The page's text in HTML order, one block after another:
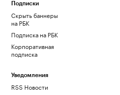
Подписки
Скрыть баннеры
на РБК
Подписка на РБК
Корпоративная
подписка
Уведомления
RSS Новости